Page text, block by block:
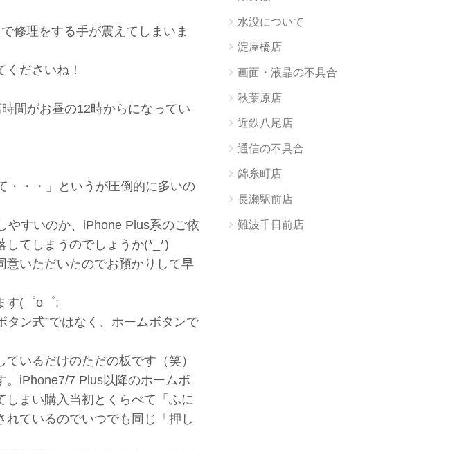
修理をする手が震えてしまいま
ださいね！
間がお昼の12時からになってい
・・・」というが圧倒的に多いの
やすいのか、iPhone Plus系のご依
してしまうのでしょうか(*_*)
意いただいたのでお預かりして早
す(゜o゜;
タン式”ではなく、ホームボタンで
いるだけのただの板です（笑）
iPhone7/7 Plus以降のホームボ
しまい購入当初とくらべて「ふに
ているのでいつでも同じ「押し
水没について
淀屋橋店
画面・液晶の不具合
秋葉原店
近鉄八尾店
通信の不具合
錦糸町店
長瀬駅前店
難波千日前店